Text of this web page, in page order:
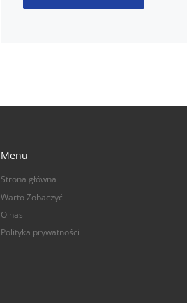
Menu
Strona główna
Warto Zobaczyć
O nas
Polityka prywatności